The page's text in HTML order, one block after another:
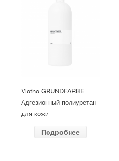
Vlotho GRUNDFARBE
Адгезионный полиуретан
для кожи
Подробнее